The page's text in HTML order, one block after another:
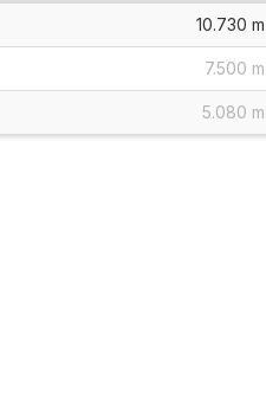
10.730 m
7.500 m
5.080 m